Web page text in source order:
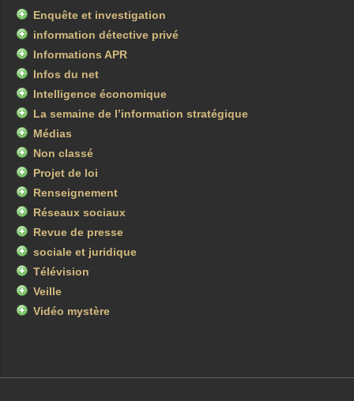
Enquête et investigation
information détective privé
Informations APR
Infos du net
Intelligence économique
La semaine de l’information stratégique
Médias
Non classé
Projet de loi
Renseignement
Réseaux sociaux
Revue de presse
sociale et juridique
Télévision
Veille
Vidéo mystère